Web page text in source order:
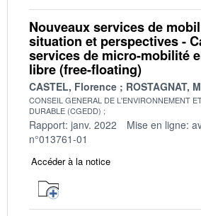
Nouveaux services de
situation et perspectives -
services de micro-mobilité
libre (free-floating)
CASTEL, Florence ROSTAGNAT,
CONSEIL GENERAL DE L'ENVIRONNEMENT
DURABLE (CGEDD)
Rapport: janv. 2022 Mise en ligne:
n°013761-01
Accéder à la notice